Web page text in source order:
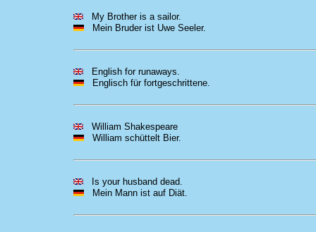
My Brother is a sailor.
Mein Bruder ist Uwe Seeler.
English for runaways.
Englisch für fortgeschrittene.
William Shakespeare
William schüttelt Bier.
Is your husband dead.
Mein Mann ist auf Diät.